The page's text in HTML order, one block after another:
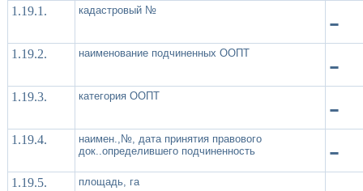
1.19.1. кадастровый № -
1.19.2. наименование подчиненных ООПТ -
1.19.3. категория ООПТ -
1.19.4.
наимен.,№, дата принятия правового
док..определившего подчиненность
-
1.19.5. площадь, га